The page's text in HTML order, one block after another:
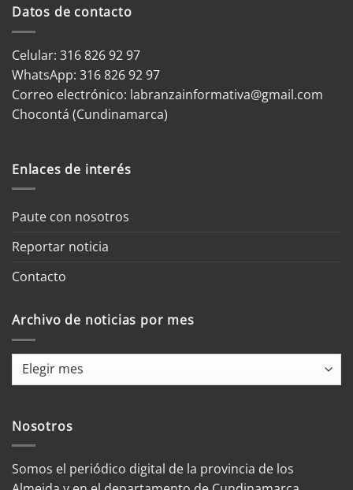
Datos de contacto
Celular: 316 826 92 97
WhatsApp: 316 826 92 97
Correo electrónico: labranzainformativa@gmail.com
Chocontá (Cundinamarca)
Enlaces de interés
Paute con nosotros
Reportar noticia
Contacto
Archivo de noticias por mes
Archivo
mes
Nosotros
Somos el periódico digital de la provincia de los